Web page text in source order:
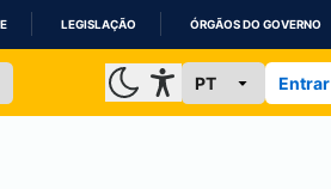
LEGISLAÇÃO ÓRGÃOS DO GOVERNO
Entrar